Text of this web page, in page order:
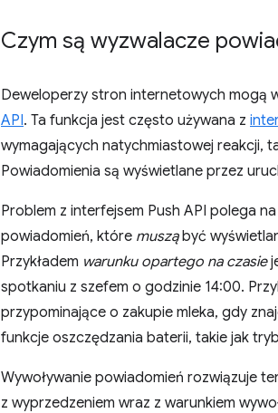
Czym są wyzwalacze
Deweloperzy stron internetowych mogą
API. Ta funkcja jest często używana z
wymagających natychmiastowej reakcji,
Powiadomienia są wyświetlane przez
Problem z interfejsem Push API polega
powiadomień, które musząbyć
Przykładem warunku opartego na czasie
spotkaniu z szefem o godzinie 14:00.
przypominające o zakupie mleka, gdy
funkcje oszczędzania baterii, takie jak
Wywoływanie powiadomień rozwiązuje
z wyprzedzeniem wraz z warunkiem